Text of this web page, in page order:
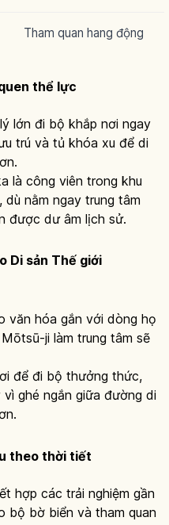
Tham quan hang động
thể lực
lớn đi bộ khắp nơi ngay
trú và tủ khóa xu để di
là công viên trong khu
nằm ngay trung tâm
được dư âm lịch sử.
Di sản Thế giới
văn hóa gắn với dòng họ
ji làm trung tâm sẽ
để đi bộ thưởng thức,
ghé ngắn giữa đường di
theo thời tiết
hợp các trải nghiệm gần
bộ bờ biển và tham quan